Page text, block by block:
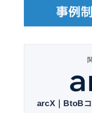
arcX｜BtoB